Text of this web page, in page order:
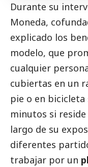
Durante su
Moneda,
explicado los
modelo, que
cualquier
cubiertas en un
pie o en bicicleta
minutos si
largo de su
diferentes
trabajar por un